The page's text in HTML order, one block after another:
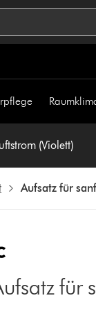
(Violett)
Aufsatz für
für